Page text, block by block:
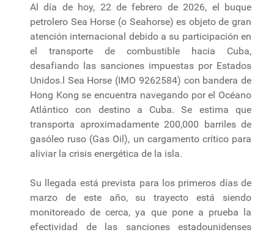
Al día de hoy, 22 de febrero de 2026, el buque
petrolero Sea Horse (o Seahorse) es objeto de gran
atención internacional debido a su participación en
el transporte de combustible hacia Cuba,
desafiando las sanciones impuestas por Estados
Unidos.l Sea Horse (IMO 9262584) con bandera de
Hong Kong se encuentra navegando por el Océano
Atlántico con destino a Cuba. Se estima que
transporta aproximadamente 200,000 barriles de
gasóleo ruso (Gas Oil), un cargamento crítico para
aliviar la crisis energética de la isla.
Su llegada está prevista para los primeros días de
marzo de este año, su trayecto está siendo
monitoreado de cerca, ya que pone a prueba la
efectividad de las sanciones estadounidenses